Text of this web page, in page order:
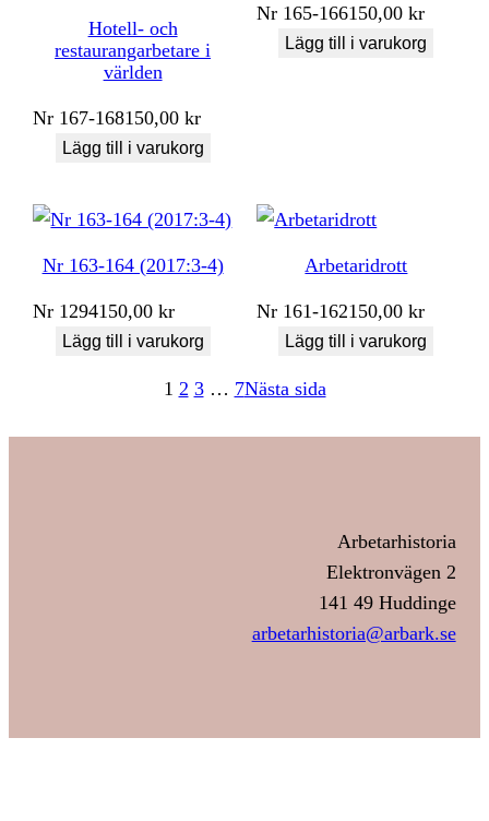
Hotell- och
restaurangarbetare i
världen
Nr 167-168150,00kr
Lägg till i varukorg
Nr 165-166150,00kr
Lägg till i varukorg
Nr 163-164 (2017:3-4)
Nr 1294150,00kr
Lägg till i varukorg
Arbetaridrott
Nr 161-162150,00kr
Lägg till i varukorg
1 2 3 … 7Nästa sida
Arbetarhistoria
Elektronvägen 2
141 49 Huddinge
arbetarhistoria@arbark.se